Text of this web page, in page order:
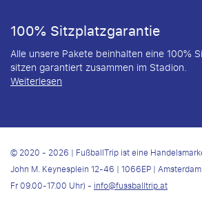
100% Sitzplatzgarantie
Alle unsere Pakete beinhalten eine 100%
sitzen garantiert zusammen im Stadion.
Weiterlesen
© 2020 - 2026 | FußballTrip ist eine
John M. Keynesplein 12-46 | 1066EP |
Fr 09.00-17.00 Uhr) -info@fussballtrip.at